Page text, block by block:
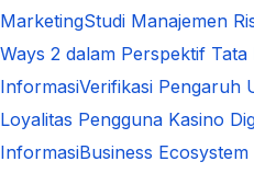
MarketingStudi Manajemen
Ways 2 dalam Perspektif
InformasiVerifikasi Pengaruh
Loyalitas Pengguna Kasino
InformasiBusiness